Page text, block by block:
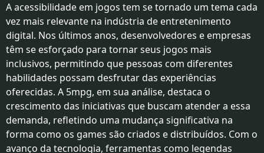
A acessibilidade em jogos tem se tornado um tema cada
vez mais relevante na indústria de entretenimento
digital. Nos últimos anos, desenvolvedores e empresas
têm se esforçado para tornar seus jogos mais
inclusivos, permitindo que pessoas com diferentes
habilidades possam desfrutar das experiências
oferecidas. A 5mpg, em sua análise, destaca o
crescimento das iniciativas que buscam atender a essa
demanda, refletindo uma mudança significativa na
forma como os games são criados e distribuídos. Com o
avanço da tecnologia, ferramentas como legendas